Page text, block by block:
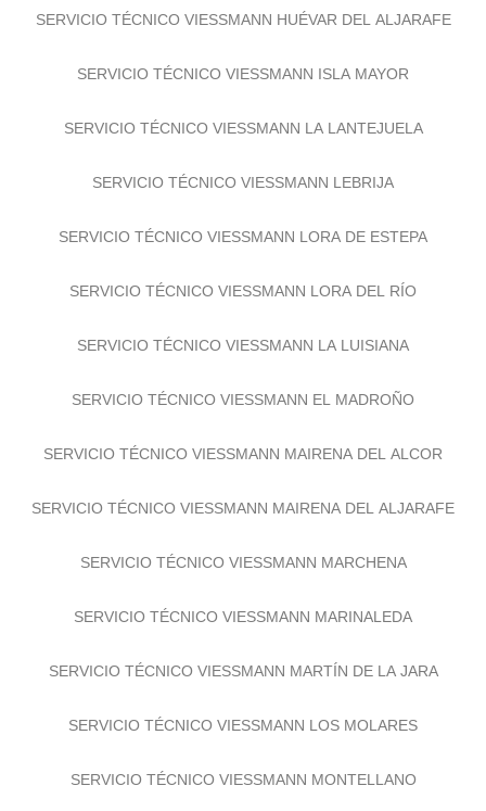
SERVICIO TÉCNICO VIESSMANN HUÉVAR DEL ALJARAFE
SERVICIO TÉCNICO VIESSMANN ISLA MAYOR
SERVICIO TÉCNICO VIESSMANN LA LANTEJUELA
SERVICIO TÉCNICO VIESSMANN LEBRIJA
SERVICIO TÉCNICO VIESSMANN LORA DE ESTEPA
SERVICIO TÉCNICO VIESSMANN LORA DEL RÍO
SERVICIO TÉCNICO VIESSMANN LA LUISIANA
SERVICIO TÉCNICO VIESSMANN EL MADROÑO
SERVICIO TÉCNICO VIESSMANN MAIRENA DEL ALCOR
SERVICIO TÉCNICO VIESSMANN MAIRENA DEL ALJARAFE
SERVICIO TÉCNICO VIESSMANN MARCHENA
SERVICIO TÉCNICO VIESSMANN MARINALEDA
SERVICIO TÉCNICO VIESSMANN MARTÍN DE LA JARA
SERVICIO TÉCNICO VIESSMANN LOS MOLARES
SERVICIO TÉCNICO VIESSMANN MONTELLANO